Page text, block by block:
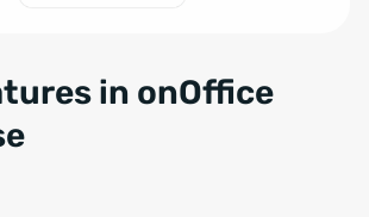
in onOffice